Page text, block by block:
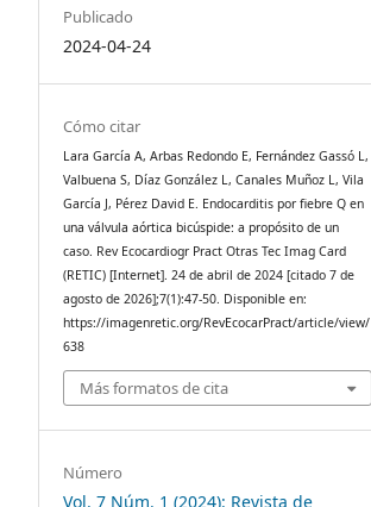
Publicado
2024-04-24
Cómo citar
Lara García A, Arbas Redondo E, Fernández Gassó L,
Valbuena S, Díaz González L, Canales Muñoz L, Vila
García J, Pérez David E. Endocarditis por fiebre Q en
una válvula aórtica bicúspide: a propósito de un
caso. Rev Ecocardiogr Pract Otras Tec Imag Card
(RETIC) [Internet]. 24 de abril de 2024 [citado 7 de
agosto de 2026];7(1):47-50. Disponible en:
https://imagenretic.org/RevEcocarPract/article/view/
638
Más formatos de cita
Número
Vol. 7 Núm. 1 (2024): Revista de